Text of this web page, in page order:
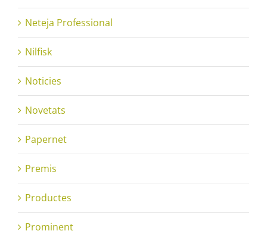
Neteja Professional
Nilfisk
Noticies
Novetats
Papernet
Premis
Productes
Prominent